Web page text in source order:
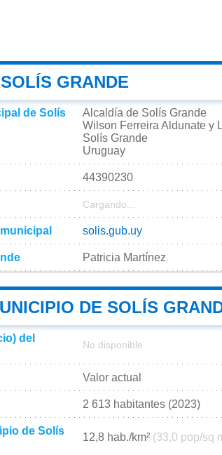
GRANDE
de Solís
Alcaldía de Solís Grande
Wilson Ferreira Aldunate y
Solís Grande
Uruguay
44390230
Cargando...
solis.gub.uy
Patricia Martínez
DE SOLÍS
del
No disponible
Valor actual
2 613 habitantes (2023)
de Solís
12,8 hab./km² (33,0 pop/sq